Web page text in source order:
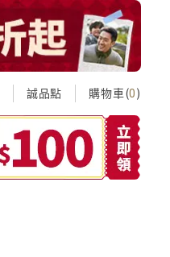
誠品點 購物車(0)